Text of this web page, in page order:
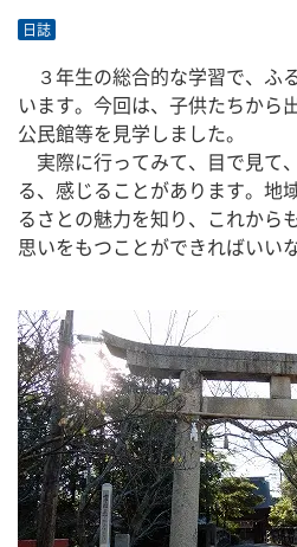
日誌
３年生の総合的な学習で、ふ
います。今回は、子供たちから
公民館等を見学しました。
実際に行ってみて、目で見て
る、感じることがあります。地
るさとの魅力を知り、これから
思いをもつことができればいい